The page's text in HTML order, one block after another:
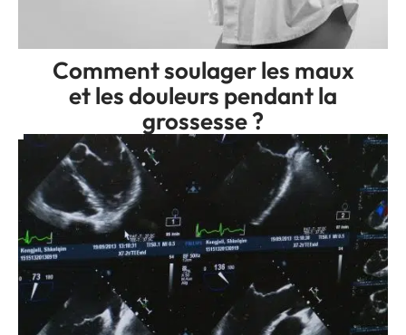
Comment soulager les maux
et les douleurs pendant la
grossesse ?